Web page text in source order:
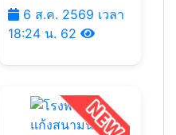
6 ส.ค. 2569 เวลา
18:24 น. 62